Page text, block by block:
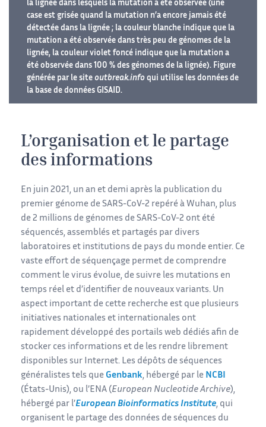
la lignée dans lesquels la mutation a été observée (une
case est grisée quand la mutation n’a encore jamais été
détectée dans la lignée ; la couleur blanche indique que la
mutation a été observée dans très peu de génomes de la
lignée, la couleur violet foncé indique que la mutation a
été observée dans 100 % des génomes de la lignée). Figure
générée par le site outbreak.info qui utilise les données de
la base de données GISAID.
L’organisation et le partage
des informations
En juin 2021, un an et demi après la publication du
premier génome de SARS-CoV-2 repéré à Wuhan, plus
de 2 millions de génomes de SARS-CoV-2 ont été
séquencés, assemblés et partagés par divers
laboratoires et institutions de pays du monde entier. Ce
vaste effort de séquençage permet de comprendre
comment le virus évolue, de suivre les mutations en
temps réel et d’identifier de nouveaux variants. Un
aspect important de cette recherche est que plusieurs
initiatives nationales et internationales ont
rapidement développé des portails web dédiés afin de
stocker ces informations et de les rendre librement
disponibles sur Internet. Les dépôts de séquences
généralistes tels que Genbank, hébergé par le NCBI
(États-Unis), ou l’ENA (European Nucleotide Archive),
hébergé par l’European Bioinformatics Institute, qui
organisent le partage des données de séquences du